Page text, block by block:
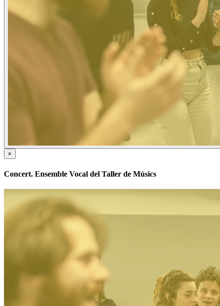
×
Concert. Ensemble Vocal del Taller de Músics